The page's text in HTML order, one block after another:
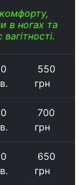
в ногах та
550
грн
700
грн
650
грн